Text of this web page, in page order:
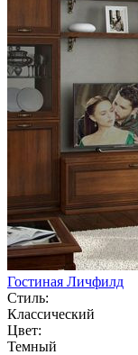
Гостиная Личфилд
Стиль:
Классический
Цвет:
Темный